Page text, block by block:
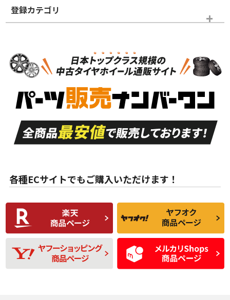
ホイールランク
S
品）
S
新車外し品（新古
付き
A
走行距離も少なく、
目立つ傷もほとんど
ない中古品
A
走行距離も少なく、
非常に状態の良い中
古品
な中古品
んどない中古品
C
比較的きれいな中古
品
C
られるが、使用に問
題のない中古品
D
使用感や目立つ傷が
あり、一般的な中古
品
D
残り溝も少なく、偏
磨耗がみられ、短期
間使用できるくらい
の中古品
登録カテゴリ
スタッドレスタイヤホイールセット
各種ECサイトでもご購入いただけます！